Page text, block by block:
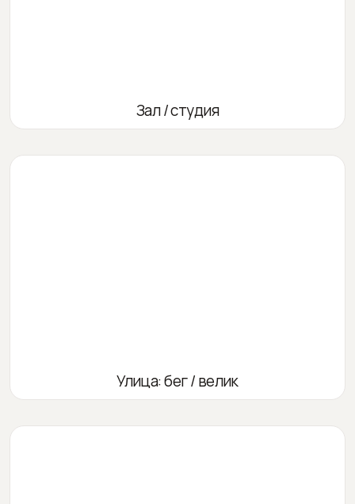
Зал / студия
Улица: бег / велик